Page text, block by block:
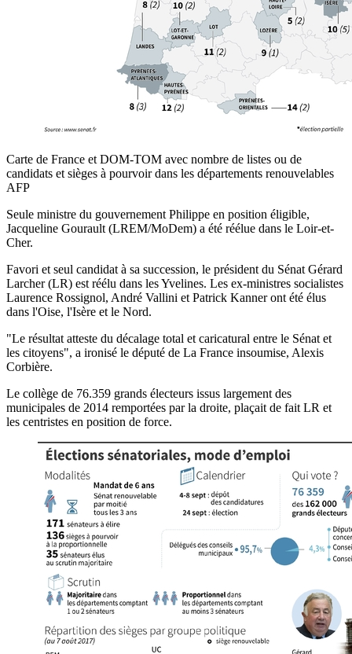
Carte de France et DOM-TOM avec nombre de listes ou de
candidats et sièges à pourvoir dans les départements renouvelables
AFP
Seule ministre du gouvernement Philippe en position éligible,
Jacqueline Gourault (LREM/MoDem) a été réélue dans le Loir-et-
Cher.
Favori et seul candidat à sa succession, le président du Sénat Gérard
Larcher (LR) est réélu dans les Yvelines. Les ex-ministres socialistes
Laurence Rossignol, André Vallini et Patrick Kanner ont été élus
dans l'Oise, l'Isère et le Nord.
"Le résultat atteste du décalage total et caricatural entre le Sénat et
les citoyens", a ironisé le député de La France insoumise, Alexis
Corbière.
Le collège de 76.359 grands électeurs issus largement des
municipales de 2014 remportées par la droite, plaçait de fait LR et
les centristes en position de force.